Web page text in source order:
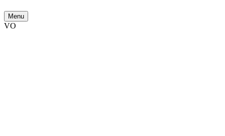
Menu
VO